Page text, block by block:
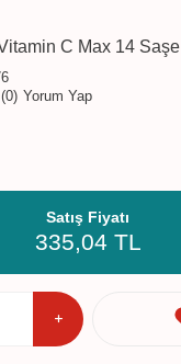
C Max 14 Saşe
Yorum Yap
Satış Fiyatı
335,04 TL